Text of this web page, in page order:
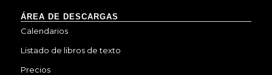
ÁREA DE DESCARGAS
Calendarios
Listado de libros de texto
Precios